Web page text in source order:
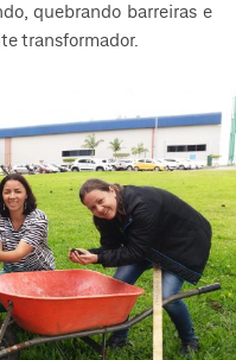
quebrando barreiras e
transformador.